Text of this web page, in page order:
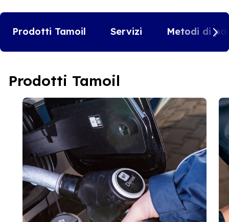
Prodotti Tamoil Servizi Metodi di
Prodotti Tamoil